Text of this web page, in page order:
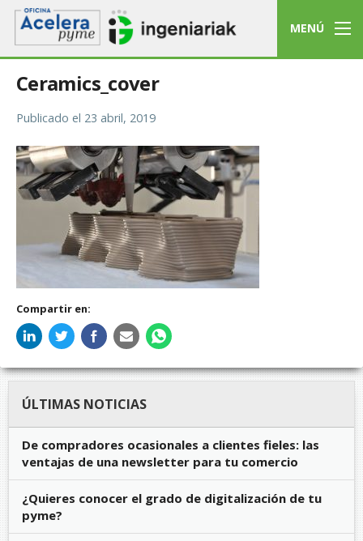
MENÚ
Ceramics_cover
Publicado el 23 abril, 2019
Compartir en:
ÚLTIMAS NOTICIAS
De compradores ocasionales a clientes fieles: las
ventajas de una newsletter para tu comercio
¿Quieres conocer el grado de digitalización de tu
pyme?